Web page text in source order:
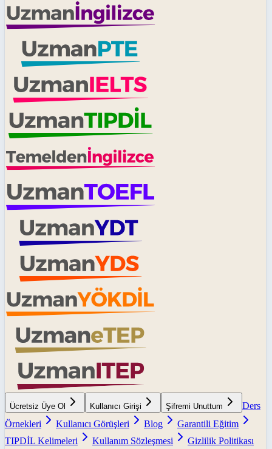
Ücretsiz Üye Ol Kullanıcı Girişi Şifremi Unuttum
Ders
Örnekleri
Kullanıcı Görüşleri Blog
Garantili Eğitim
TIPDİL Kelimeleri
Kullanım Sözleşmesi
Gizlilik Politikası